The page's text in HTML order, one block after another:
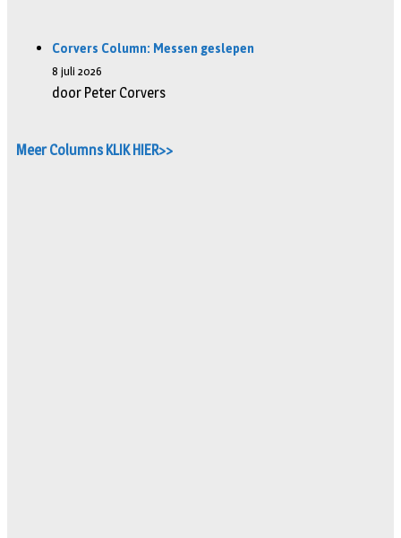
Corvers Column: Messen geslepen
8 juli 2026
door Peter Corvers
Meer Columns KLIK HIER>>